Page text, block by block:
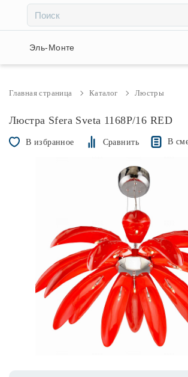
Акции и скидки
Светильники
Настольные лампы
Торшеры
Трековые системы
Споты
Уличное освещение
Эль-Монте
Главная страница Каталог Люстры
Люстра Sfera Sveta 1168P/16 RED
В избранное Сравнить В